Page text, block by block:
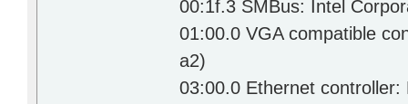
00:1f.3 SMBus: Intel
01:00.0 VGA compatible
a2)
03:00.0 Ethernet